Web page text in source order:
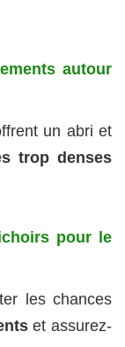
autour
un abri et
trop denses
pour le
les chances
et assurez-